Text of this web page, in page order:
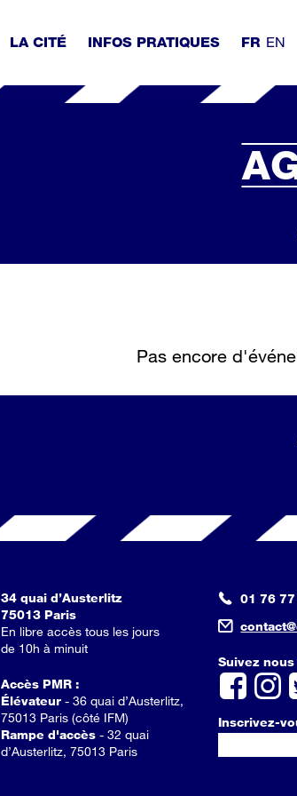
LA CITÉ INFOS PRATIQUES FR EN
Pas encore
34 quai d’Austerlitz
75013 Paris
En libre accès tous les jours
de 10h à minuit
Accès PMR :
Élévateur - 36 quai d’Austerlitz,
75013 Paris (côté IFM)
Rampe d'accès - 32 quai
d’Austerlitz, 75013 Paris
01 76
Suivez nous
Inscrivez-